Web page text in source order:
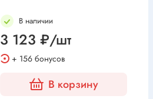
В наличии
3 123 ₽/шт
+ 156 бонусов
В корзину